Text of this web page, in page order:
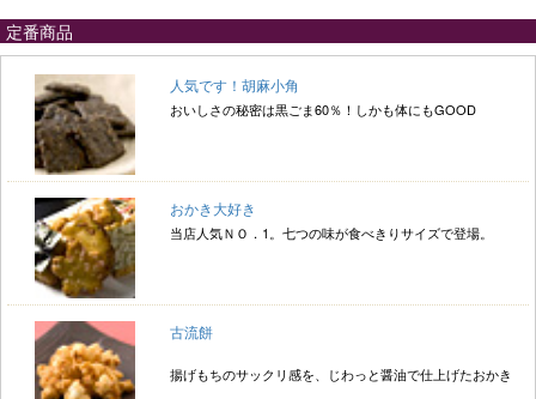
定番商品
人気です！胡麻小角
おいしさの秘密は黒ごま60％！しかも体にもGOOD
おかき大好き
当店人気ＮＯ．1。七つの味が食べきりサイズで登場。
古流餅
揚げもちのサックリ感を、じわっと醤油で仕上げたおかき